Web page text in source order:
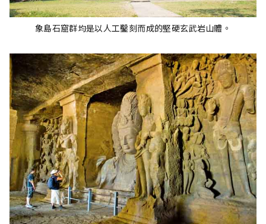
象島石窟群均是以人工鑿刻而成的堅硬玄武岩山體。